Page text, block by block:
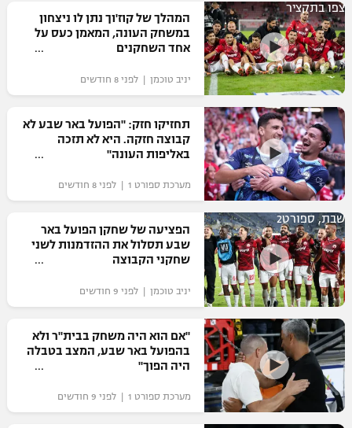
מדיניות פרטיות
תקנון פעילות ספורט 1
רשיון להקרנה פומבית לבית עסק
הצטרפות לחבילת הערוצים
לוח דרושים – ג'ובנט
תגיות
המגזין
גיימינג E-Sports
צפו בתקציר
המהלך של קוז'וך נתן לו ניצחון
במשחק העונה, המאמן כעס על
אחד השחקנים
יניב טוכמן | לפני 8 חודשים
תחזיקו חזק: "הפועל באר שבע לא
קבוצה חזקה. היא לא תזכה
באליפות העונה"
מערכת ספורט 1 | לפני 8 חודשים
שבת, ספורט2
הפציעה של שחקן הפועל באר
שבע תסלול את ההזדמנות לשני
שחקני הקבוצה
יניב טוכמן | לפני 9 חודשים
"אם הוא היה משחק בבית"ר ולא
בהפועל באר שבע, המצב בטבלה
היה הפוך"
מערכת ספורט 1 | לפני 9 חודשים